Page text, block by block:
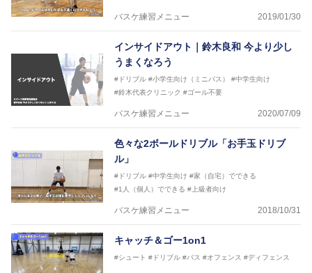
バスケ練習メニュー 2019/01/30
インサイドアウト｜鈴木良和 今より少し
うまくなろう
#ドリブル #小学生向け（ミニバス）
#中学生向け
#鈴木代表クリニック #ゴール不要
バスケ練習メニュー 2020/07/09
色々な2ボールドリブル「お手玉ドリブ
ル」
#ドリブル #中学生向け #家（自宅）でできる
#1人（個人）でできる #上級者向け
バスケ練習メニュー 2018/10/31
キャッチ＆ゴー1on1
#シュート #ドリブル #パス #オフェンス #ディフェンス